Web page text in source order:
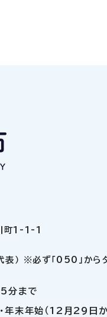
町1-1-1
※必ず「050」からダ
分まで
・年末年始（12月29日